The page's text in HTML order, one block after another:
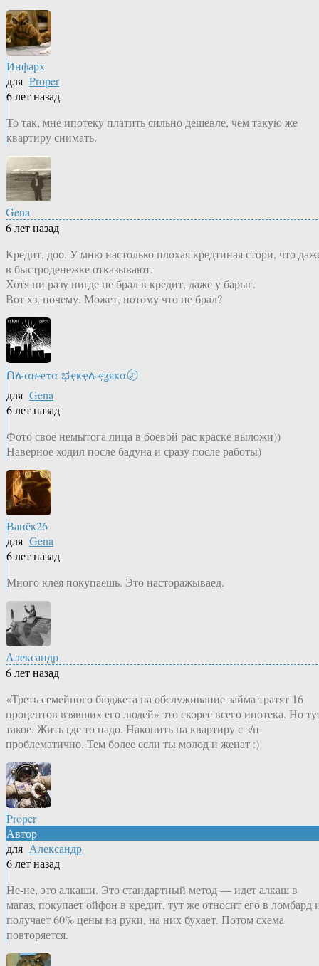
Инфарх
для Proper
6 лет назад
То так, мне ипотеку платить сильно дешевле, чем такую же
квартиру снимать.
Gena
6 лет назад
Кредит, доо. У мню настолько плохая кредтиная стори, что
в быстроденежке отказывают.
Хотя ни разу нигде не брал в кредит, даже у барыг.
Вот хз, почему. Может, потому что не брал?
Ոሉαዙҿτα ಭҿҝҿሉҿʓяҝα〄
для Gena
6 лет назад
Фото своё немытога лица в боевой рас краске выложи))
Наверное ходил после бадуна и сразу после работы)
Ванёк26
для Gena
6 лет назад
Много клея покупаешь. Это насторажываед.
Александр
6 лет назад
«Треть семейного бюджета на обслуживание займа тратят 16
процентов взявших его людей» это скорее всего ипотека. Но
такое. Жить где то надо. Накопить на квартиру с з/п
проблематично. Тем более если ты молод и женат :)
Proper
Автор
для Александр
6 лет назад
Не-не, это алкаши. Это стандартный метод — идет алкаш в
магаз, покупает ойфон в кредит, тут же относит его в ломбард
получает 60% цены на руки, на них бухает. Потом схема
повторяется.